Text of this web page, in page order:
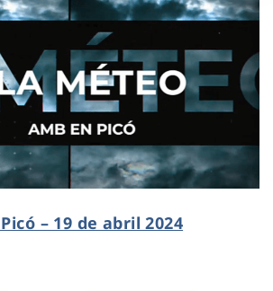
– 19 de abril 2024